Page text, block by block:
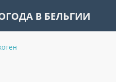
В БЕЛЬГИИ